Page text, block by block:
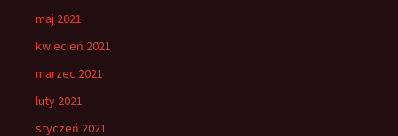
maj 2021
kwiecień 2021
marzec 2021
luty 2021
styczeń 2021